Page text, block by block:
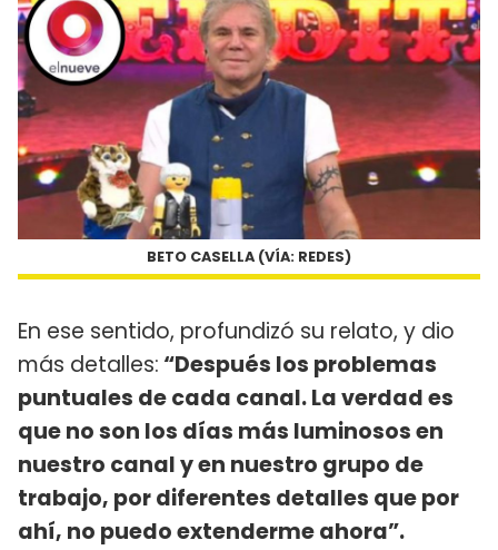
BETO CASELLA (VÍA: REDES)
En ese sentido, profundizó su relato, y dio
más detalles: “Después los problemas
puntuales de cada canal. La verdad es
que no son los días más luminosos en
nuestro canal y en nuestro grupo de
trabajo, por diferentes detalles que por
ahí, no puedo extenderme ahora”.